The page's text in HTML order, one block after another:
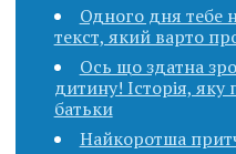
Одного дня тебе
текст, який варто
Ось що здатна
дитину! Історія, яку
батьки
Найкоротша